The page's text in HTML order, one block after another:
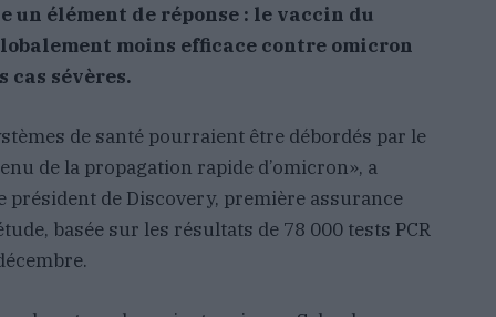
un élément de réponse : le vaccin du
moins efficace contre omicron
cas sévères.
de santé pourraient être débordés par le
de la propagation rapide d’omicron», a
président de Discovery, première assurance
basée sur les résultats de 78 000 tests PCR